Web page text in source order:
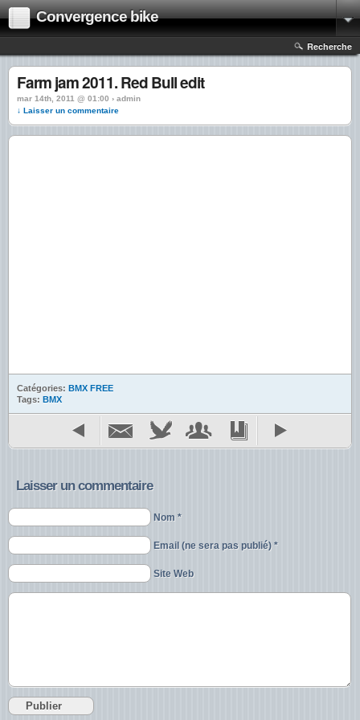
Convergence bike
Recherche
Farm jam 2011. Red Bull edit
mar 14th, 2011 @ 01:00 › admin
↓ Laisser un commentaire
Catégories: BMX FREE
Tags: BMX
Laisser un commentaire
Nom *
Email (ne sera pas publié) *
Site Web